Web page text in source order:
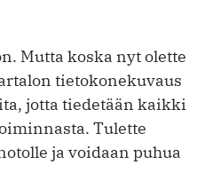
Mutta koska nyt olette
tietokonekuvaus
jotta tiedetään kaikki
Tulette
ja voidaan puhua